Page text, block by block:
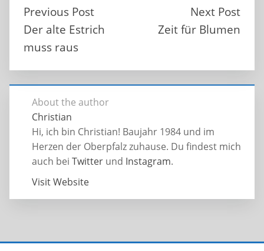
Previous Post
Der alte Estrich
muss raus
Next Post
Zeit für Blumen
About the author
Christian
Hi, ich bin Christian! Baujahr 1984 und im
Herzen der Oberpfalz zuhause. Du findest mich
auch bei Twitter und Instagram.
Visit Website